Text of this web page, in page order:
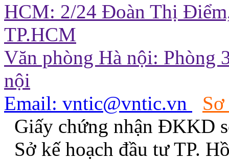
HCM: 2/24 Đoàn Thị
TP.HCM
Văn phòng Hà nội: Phòng
nội
Email: vntic@vntic.vn
Giấy chứng nhận ĐKKD
Sở kế hoạch đầu tư TP.